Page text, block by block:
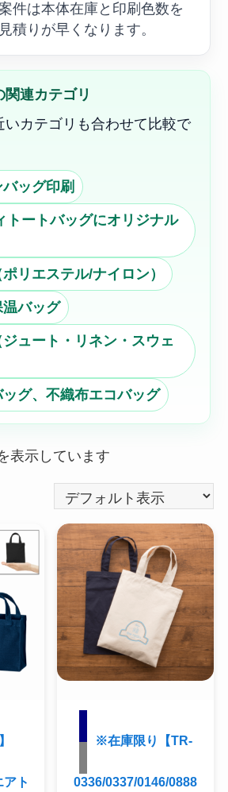
件は本体在庫と印刷色数を
積りが早くなります。
関連カテゴリ
いカテゴリも合わせて比較で
ッグ印刷
トートバッグにオリジナル
リエステル/ナイロン）
温バッグ
ジュート・リネン・スウェ
ッグ、不織布エコバッグ
表示しています
ト
※在庫限り【TR-
0336/0337/0146/0888